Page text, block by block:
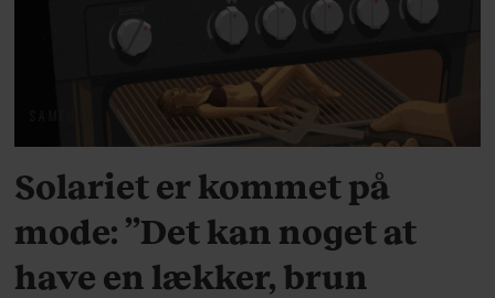
Solariet er kommet på
mode: ”Det kan noget at
have en lækker, brun